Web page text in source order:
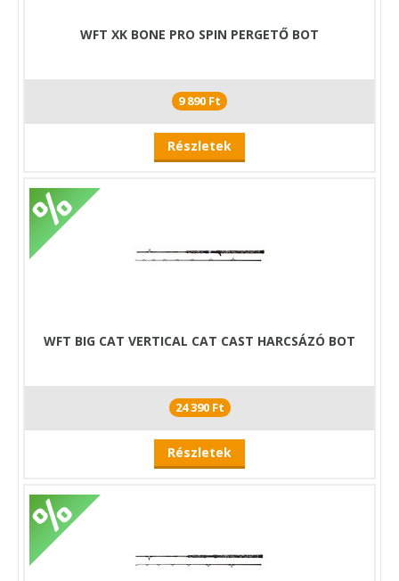
WFT XK BONE PRO SPIN PERGETŐ BOT
9 890 Ft
Részletek
WFT BIG CAT VERTICAL CAT CAST HARCSÁZÓ BOT
24 390 Ft
Részletek